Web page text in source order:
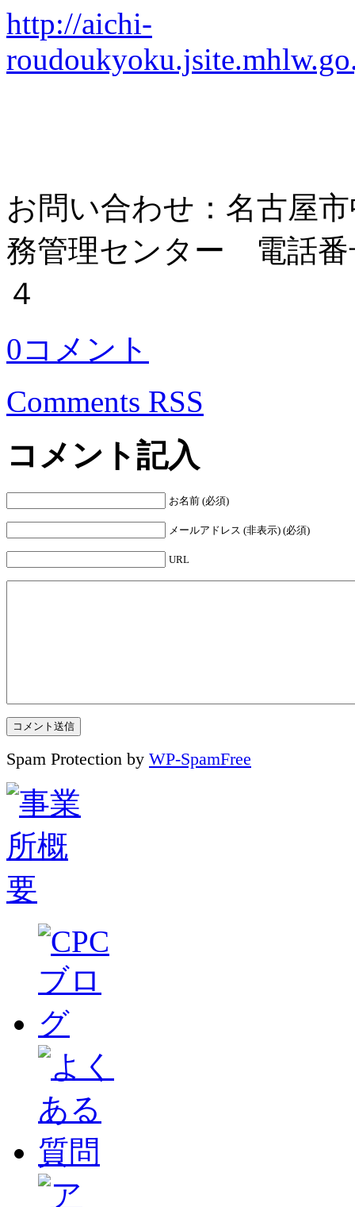
http://aichi-
お問い合わせ：名古屋
務管理センター 電話番
４
0コメント
Comments RSS
コメント記入
お名前 (必須)
メールアドレス (非表示) (必須)
URL
Spam Protection by WP-SpamFree